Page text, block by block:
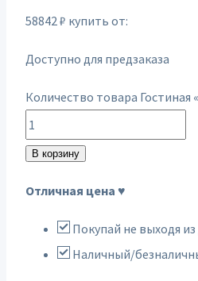
58842 ₽ купить от:
Доступно для предзаказа
Количество товара Гостиная
В корзину
Отличная цена ♥
Покупай не выходя
Наличный/